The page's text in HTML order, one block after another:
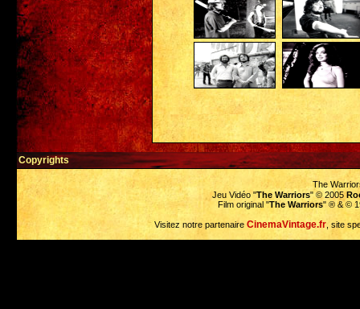
Copyrights
The
Jeu Vidéo "The Warriors" © 2005
Film original "The Warriors" ® & ©
Visitez notre partenaire CinemaVintage.fr, site